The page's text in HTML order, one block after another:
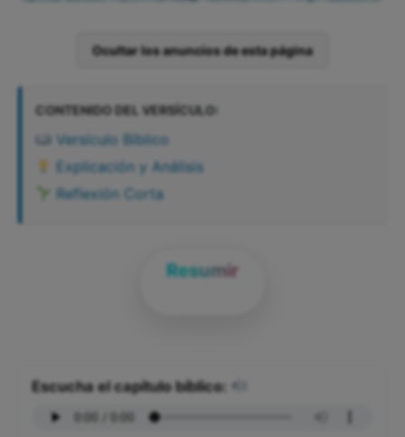
Ocultar los anuncios de esta página
CONTENIDO DEL VERSÍCULO:
Versículo Bíblico
Explicación y Análisis
Reflexión Corta
Resumir
Escucha el capítulo bíblico: